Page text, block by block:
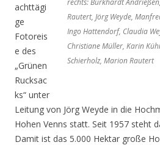
Rautert, Jörg Weyde,
Ingo Hattendorf, Claudia
Christiane Müller, Karin
Schierholz, Marion Rautert
achttägi
ge
Fotoreis
e des
„Grünen
Rucksac
ks“ unter
Leitung von Jörg Weyde in die
Hohen Venns statt. Seit 1957 steht
Damit ist das 5.000 Hektar große